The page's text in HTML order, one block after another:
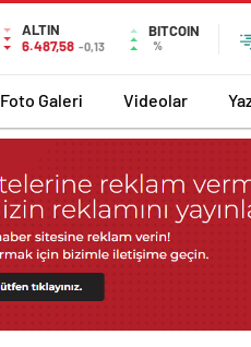
ALTIN
6.487,58 -0,13
BITCOIN
%
Foto Galeri Videolar